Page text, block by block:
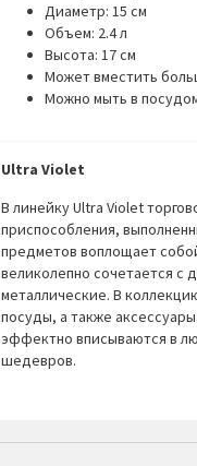
Диаметр: 15 см
Объем: 2.4 л
Высота: 17 см
Может вместить
Можно мыть в
Ultra Violet
В линейку Ultra Violet
приспособления,
предметов воплощает
великолепно сочетается с
металлические. В
посуды, а также
эффектно вписываются в
шедевров.